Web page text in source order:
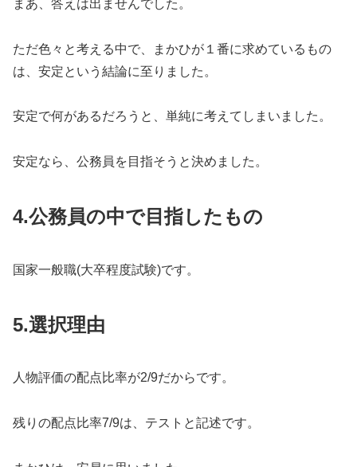
まあ、答えは出ませんでした。
ただ色々と考える中で、まかひが１番に求めているもの
は、安定という結論に至りました。
安定で何があるだろうと、単純に考えてしまいました。
安定なら、公務員を目指そうと決めました。
4.公務員の中で目指したもの
国家一般職(大卒程度試験)です。
5.選択理由
人物評価の配点比率が2/9だからです。
残りの配点比率7/9は、テストと記述です。